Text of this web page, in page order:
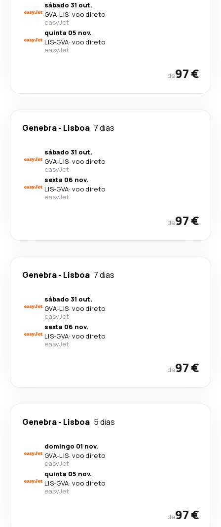
sábado 31 out.
GVA-LIS· voo direto
easyJet
quinta 05 nov.
LIS-GVA· voo direto
easyJet
de97 €
Genebra- Lisboa 7 dias
sábado 31 out.
GVA-LIS· voo direto
easyJet
sexta 06 nov.
LIS-GVA· voo direto
easyJet
de97 €
Genebra- Lisboa 7 dias
sábado 31 out.
GVA-LIS· voo direto
easyJet
sexta 06 nov.
LIS-GVA· voo direto
easyJet
de97 €
Genebra- Lisboa 5 dias
domingo 01 nov.
GVA-LIS· voo direto
easyJet
quinta 05 nov.
LIS-GVA· voo direto
easyJet
de97 €